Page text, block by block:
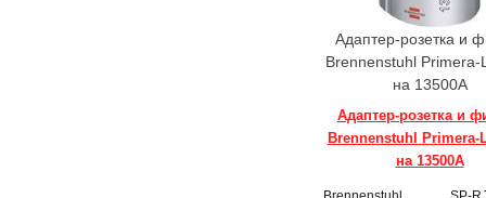
Адаптер-розетка и
Brennenstuhl Primera-
на 13500А
Адаптер-розетка и
Brennenstuhl Primera-
на 13500А